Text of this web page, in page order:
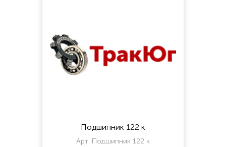
Подшипник 122 к
Арт: Подшипник 122 к